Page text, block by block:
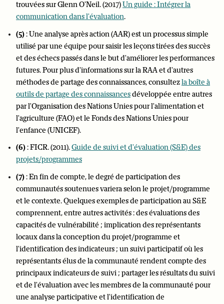
trouvées sur Glenn O'Neil. (2017)Un guide : Intégrer la
communication dans l'évaluation.
(5): Une analyse après action (AAR) est un processus simple
utilisé par une équipe pour saisir les leçons tirées des succès
et des échecs passés dans le but d'améliorer les performances
futures. Pour plus d'informations sur la RAA et d'autres
méthodes de partage des connaissances, consultezla boîte à
outils de partage des connaissancesdéveloppée entre autres
par l'Organisation des Nations Unies pour l'alimentation et
l'agriculture (FAO) et le Fonds des Nations Unies pour
l'enfance (UNICEF).
(6): FICR. (2011).Guide de suivi et d'évaluation (S&E) des
projets/programmes
(7): En fin de compte, le degré de participation des
communautés soutenues variera selon le projet/programme
et le contexte. Quelques exemples de participation au S&E
comprennent, entre autres activités : des évaluations des
capacités de vulnérabilité ; implication des représentants
locaux dans la conception du projet/programme et
l'identification des indicateurs ; un suivi participatif où les
représentants élus de la communauté rendent compte des
principaux indicateurs de suivi ; partager les résultats du suivi
et de l'évaluation avec les membres de la communauté pour
une analyse participative et l'identification de